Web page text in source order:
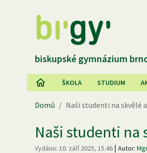
biskupské gymnázium
ŠKOLA STUDIUM
Domů / Naši studenti na skvělé
Naši studenti na
Vydáno: 10. září 2025, 15.46 | Autor: